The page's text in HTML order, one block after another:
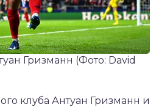
Гризманн (Фото: David
клуба Антуан Гризманн и